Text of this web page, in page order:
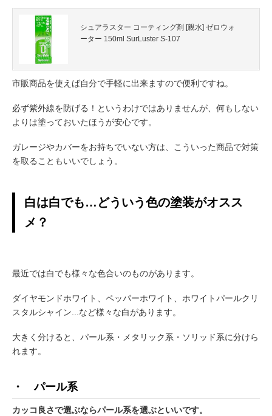
シュアラスター コーティング剤 [親水] ゼロウォ
ーター 150ml SurLuster S-107
市販商品を使えば自分で手軽に出来ますので便利ですね。
必ず紫外線を防げる！というわけではありませんが、何もしない
よりは塗っておいたほうが安心です。
ガレージやカバーをお持ちでいない方は、こういった商品で対策
を取ることもいいでしょう。
白は白でも…どういう色の塗装がオスス
メ？
最近では白でも様々な色合いのものがあります。
ダイヤモンドホワイト、ペッパーホワイト、ホワイトパールクリ
スタルシャイン...など様々な白があります。
大きく分けると、パール系・メタリック系・ソリッド系に分けら
れます。
・ パール系
カッコ良さで選ぶならパール系を選ぶといいです。